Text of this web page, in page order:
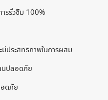
รรั่วซึม 100%
ประสิทธิภาพในการผสม
นปลอดภัย
ดภัย